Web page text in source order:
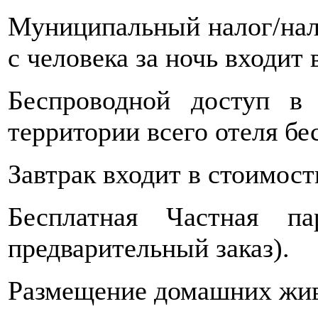
Муниципальный налог/
с человека за ночь
Беспроводной доступ в
территории всего отеля
Завтрак входит в
Бесплатная Частная
предварительный заказ).
Размещение домашних